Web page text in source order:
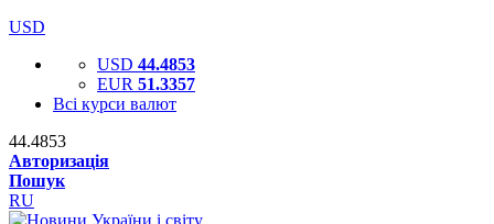
USD
USD 44.4853
EUR 51.3357
Всі курси валют
44.4853
Авторизація
Пошук
RU